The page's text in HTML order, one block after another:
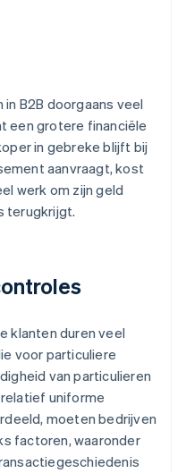
B2B doorgaans veel
een grotere financiële
in gebreke blijft bij
aanvraagt, kost
werk om zijn geld
terugkrijgt.
klanten duren veel
voor particuliere
van particulieren
uniforme
moeten bedrijven
factoren, waaronder